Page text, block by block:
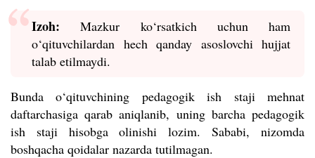
Izoh:Mazkur ko‘rsatkich uchun ham
o‘qituvchilardan hech qanday asoslovchi hujjat
talab etilmaydi.
Bunda o‘qituvchining pedagogik ish staji mehnat
daftarchasiga qarab aniqlanib, uning barcha pedagogik
ish staji hisobga olinishi lozim. Sababi, nizomda
boshqacha qoidalar nazarda tutilmagan.